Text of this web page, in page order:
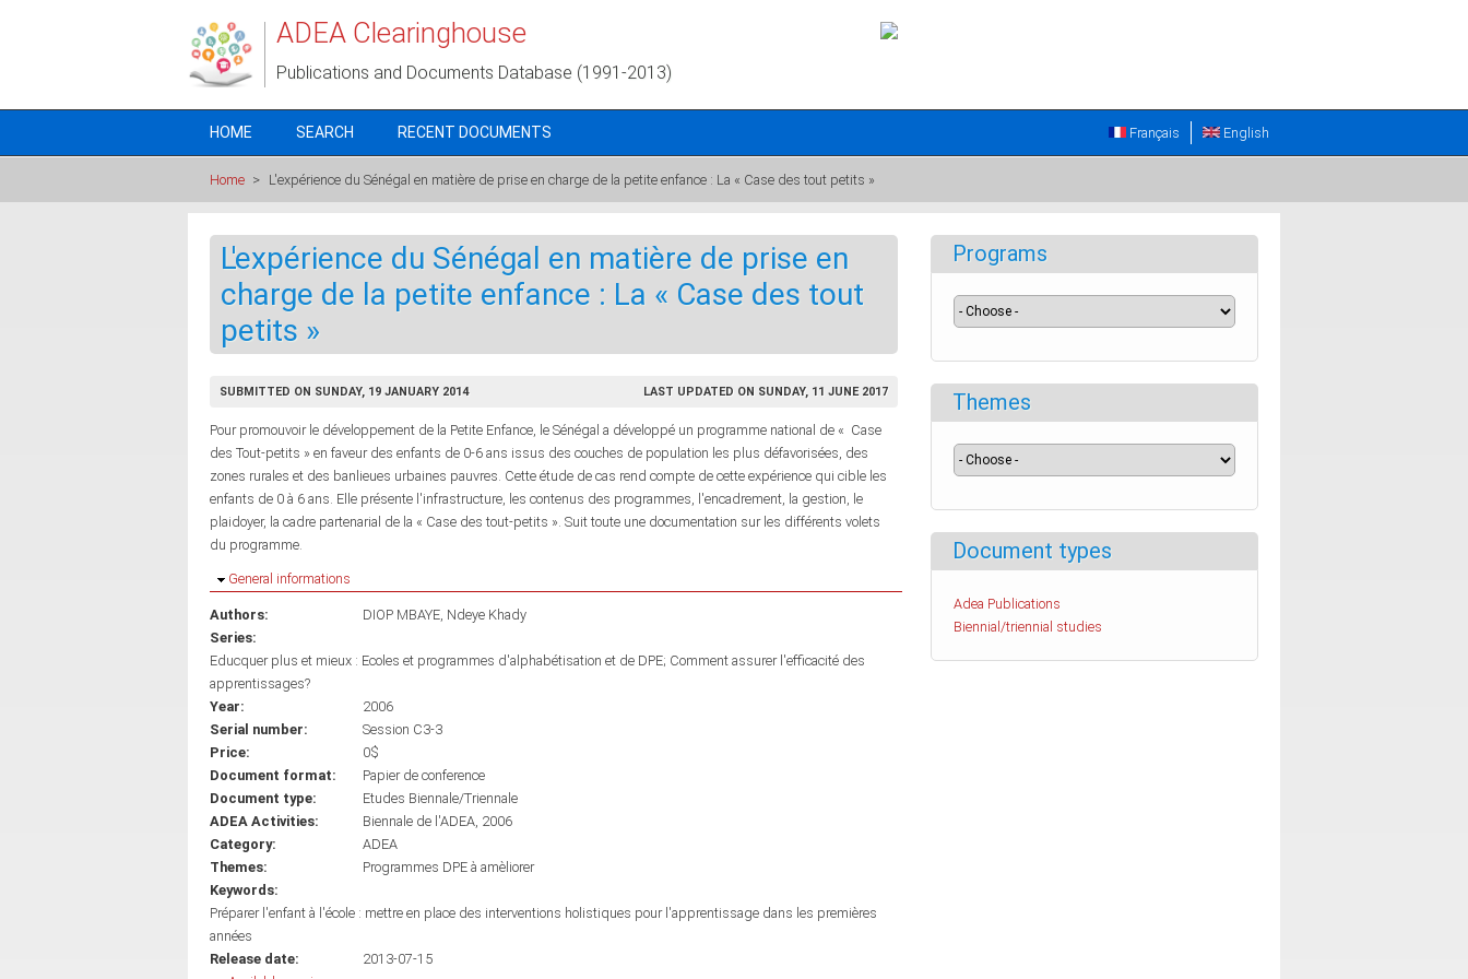
ADEA Clearinghouse
Publications and Documents Database (1991-2013)
HOME SEARCH RECENT DOCUMENTS English
Français
Home > L'expérience du Sénégal en matière de prise en charge de la petite enfance : La « Case des tout petits »
L'expérience du Sénégal en matière de prise en
charge de la petite enfance : La « Case des tout
petits »
SUBMITTED ON SUNDAY, 19 JANUARY 2014 LAST UPDATED ON SUNDAY, 11 JUNE 2017
Pour promouvoir le développement de la Petite Enfance, le Sénégal a développé un programme national de « Case
des Tout-petits » en faveur des enfants de 0-6 ans issus des couches de population les plus défavorisées, des
zones rurales et des banlieues urbaines pauvres. Cette étude de cas rend compte de cette expérience qui cible les
enfants de 0 à 6 ans. Elle présente l'infrastructure, les contenus des programmes, l'encadrement, la gestion, le
plaidoyer, la cadre partenarial de la « Case des tout-petits ». Suit toute une documentation sur les différents volets
du programme.
Hide
General informations
Authors:
DIOP MBAYE, Ndeye Khady
Series:
Educquer plus et mieux : Ecoles et programmes d'alphabétisation et de DPE; Comment assurer l'efficacité des
apprentissages?
Year:
2006
Serial number:
Session C3-3
Price:
0$
Document format:
Papier de conference
Document type:
Etudes Biennale/Triennale
ADEA Activities:
Biennale de l'ADEA, 2006
Category:
ADEA
Themes:
Programmes DPE à amèliorer
Keywords:
Préparer l'enfant à l'école : mettre en place des interventions holistiques pour l'apprentissage dans les premières
années
Release date:
2013-07-15
Programs
Themes
Document types
Adea Publications
Biennial/triennial studies